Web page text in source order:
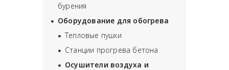
бурения
Оборудование для обогрева
Тепловые пушки
Станции прогрева бетона
Oсушители воздуха и